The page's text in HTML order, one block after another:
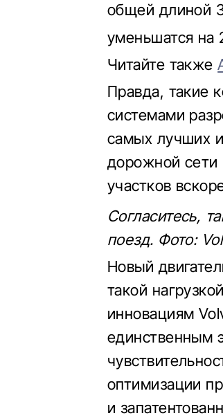
общей длиной
уменьшатся на
Читайте также
Правда, такие
системами
самых лучших
дорожной сети
участков
Согласитесь,
поезд. Фото:
Новый
такой
инновациям
единственным
оптимизации
и